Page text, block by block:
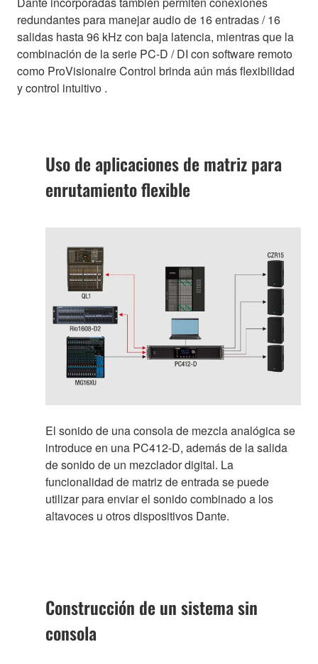
redundantes para manejar audio de 16 entradas / 16
salidas hasta 96 kHz con baja latencia, mientras que la
combinación de la serie PC-D / DI con software remoto
como ProVisionaire Control brinda aún más flexibilidad
y control intuitivo .
Uso de aplicaciones de matriz para
enrutamiento flexible
El sonido de una consola de mezcla analógica se
introduce en una PC412-D, además de la salida
de sonido de un mezclador digital. La
funcionalidad de matriz de entrada se puede
utilizar para enviar el sonido combinado a los
altavoces u otros dispositivos Dante.
Construcción de un sistema sin
consola